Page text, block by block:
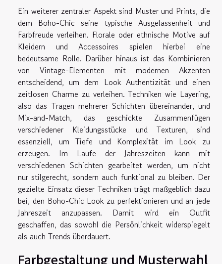
Ein weiterer zentraler Aspekt sind Muster und Prints, die
dem Boho-Chic seine typische Ausgelassenheit und
Farbfreude verleihen. Florale oder ethnische Motive auf
Kleidern und Accessoires spielen hierbei eine
bedeutsame Rolle. Darüber hinaus ist das Kombinieren
von Vintage-Elementen mit modernen Akzenten
entscheidend, um dem Look Authentizität und einen
zeitlosen Charme zu verleihen. Techniken wie Layering,
also das Tragen mehrerer Schichten übereinander, und
Mix-and-Match, das geschickte Zusammenfügen
verschiedener Kleidungsstücke und Texturen, sind
essenziell, um Tiefe und Komplexität im Look zu
erzeugen. Im Laufe der Jahreszeiten kann mit
verschiedenen Schichten gearbeitet werden, um nicht
nur stilgerecht, sondern auch funktional zu bleiben. Der
gezielte Einsatz dieser Techniken trägt maßgeblich dazu
bei, den Boho-Chic Look zu perfektionieren und an jede
Jahreszeit anzupassen. Damit wird ein Outfit
geschaffen, das sowohl die Persönlichkeit widerspiegelt
als auch Trends überdauert.
Farbgestaltung und Musterwahl